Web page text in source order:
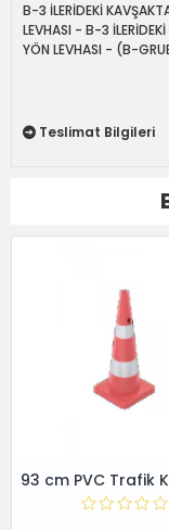
B-3 İLERİDEKİ
LEVHASI - B-3
YÖN LEVHASI - (B-
Teslimat Bilgileri